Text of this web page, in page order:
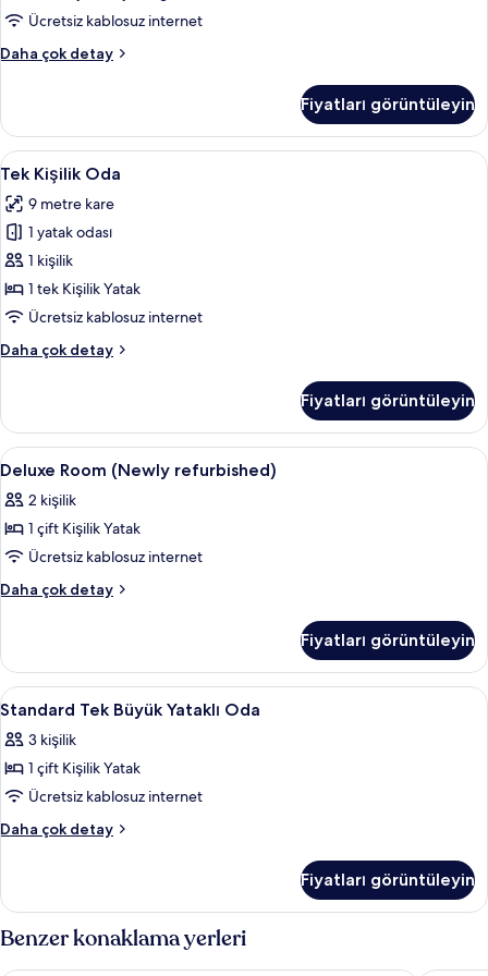
Ücretsiz kablosuz internet
Daha çok detay
Premium
fazla
detay
Fiyatları görüntüleyin
Tek
Kişilik
Oda
için
tüm
fotoğrafları
görün
Tek Kişilik Oda | Kaliteli yatak takımı,
5
Tek Kişilik Oda
9 metre kare
1 yatak odası
1 kişilik
1 tek Kişilik Yatak
Ücretsiz kablosuz internet
Daha çok detay
Tek
daha
fazla
detay
Fiyatları görüntüleyin
Deluxe
Room
(Newly
refurbished)
için
tüm
Deluxe Room (Newly refurbished) |
6
Deluxe Room (Newly refurbished)
2 kişilik
1 çift Kişilik Yatak
Ücretsiz kablosuz internet
Daha çok detay
Deluxe
hakkında
daha
fazla
Fiyatları görüntüleyin
Standard
Tek
Büyük
Yataklı
Oda
için
görün
Standard Tek Büyük Yataklı Oda |
3
Standard Tek Büyük Yataklı Oda
3 kişilik
1 çift Kişilik Yatak
Ücretsiz kablosuz internet
Daha çok detay
Standard
Oda
daha
Fiyatları görüntüleyin
Benzer konaklama yerleri